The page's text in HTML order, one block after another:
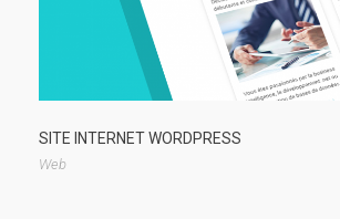
SITE INTERNET WORDPRESS
Web